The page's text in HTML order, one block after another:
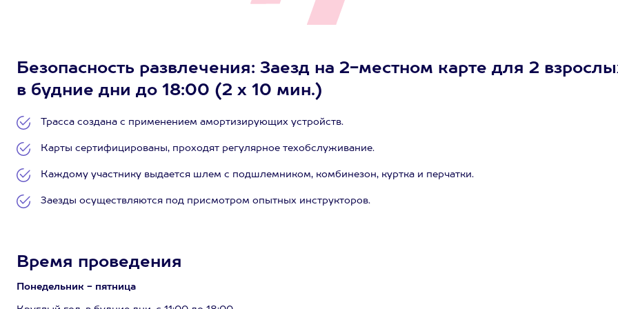
Безопасность развлечения: Заезд на 2-местном карте для 2
в будние дни до 18:00 (2 х 10 мин.)
Трасса создана с применением амортизирующих устройств.
Карты сертифицированы, проходят регулярное техобслуживание.
Каждому участнику выдается шлем с подшлемником, комбинезон, куртка и перчатки.
Заезды осуществляются под присмотром опытных инструкторов.
Время проведения
Понедельник - пятница